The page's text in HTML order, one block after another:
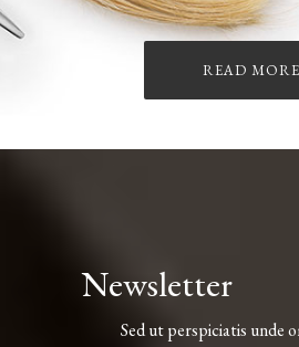
READ MORE
Newsletter
Sed ut perspiciatis unde